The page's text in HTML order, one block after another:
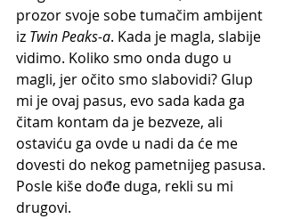
prozor svoje sobe tumačim ambijent
iz Twin Peaks-a. Kada je magla, slabije
vidimo. Koliko smo onda dugo u
magli, jer očito smo slabovidi? Glup
mi je ovaj pasus, evo sada kada ga
čitam kontam da je bezveze, ali
ostaviću ga ovde u nadi da će me
dovesti do nekog pametnijeg pasusa.
Posle kiše dođe duga, rekli su mi
drugovi.